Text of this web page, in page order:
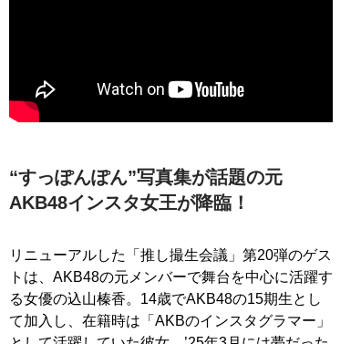
“すっぽんぽん”写真集が話題の元
AKB48インスタ女王が降臨！
リニューアルした「推し撮生会議」第20弾のゲス
トは、AKB48の元メンバーで舞台を中心に活躍す
る女優の込山榛香。14歳でAKB48の15期生とし
て加入し、在籍時は「AKBのインスタグラマー」